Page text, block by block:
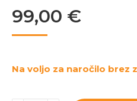
99,00 €
Na voljo za naročilo brez